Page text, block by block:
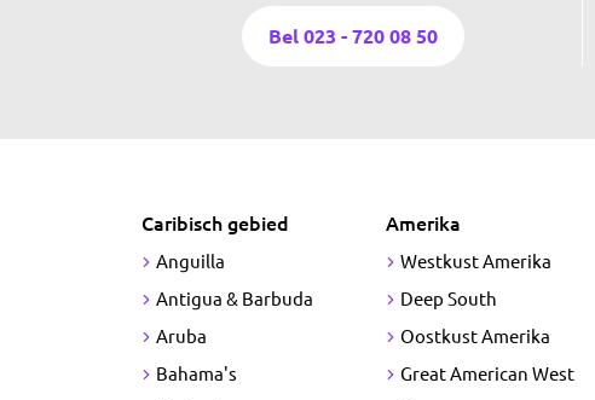
Bel 023 - 720 08 50
Caribisch gebied
Anguilla
Antigua & Barbuda
Aruba
Bahama's
Amerika
Westkust Amerika
Deep South
Oostkust Amerika
Great American West